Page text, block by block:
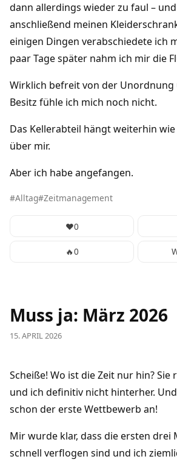
dann allerdings wieder zu faul –
anschließend meinen
einigen Dingen verabschiedete ich
paar Tage später nahm ich mir die
Wirklich befreit von der Unordnung
Besitz fühle ich mich noch nicht.
Das Kellerabteil hängt weiterhin
über mir.
Aber ich habe angefangen.
Alltag Zeitmanagement
❤️0
🔥0
Muss ja: März 2026
15. APRIL 2026
Scheiße! Wo ist die Zeit nur hin?
und ich definitiv nicht hinterher.
schon der erste Wettbewerb an!
Mir wurde klar, dass die ersten drei
schnell verflogen sind und ich